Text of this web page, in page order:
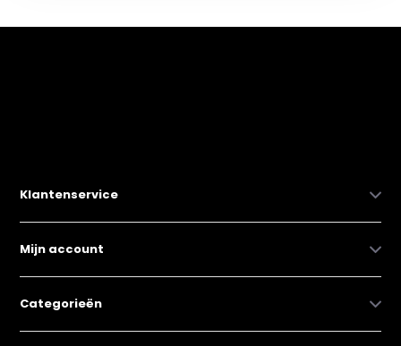
Klantenservice
Mijn account
Categorieën